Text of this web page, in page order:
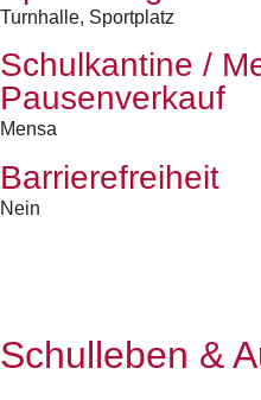
Turnhalle, Sportplatz
Schulkantine /
Pausenverkauf
Mensa
Barrierefreiheit
Nein
Schulleben &